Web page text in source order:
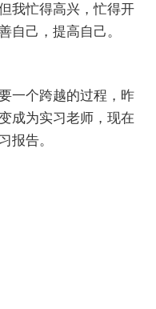
我忙得高兴，忙得开
自己，提高自己。
个跨越的过程，昨
成为实习老师，现在
报告。